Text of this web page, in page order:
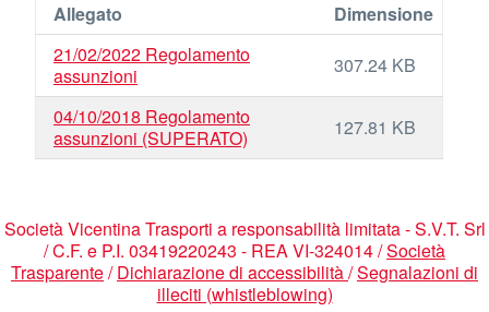
Allegato
Dimensione
21/02/2022 Regolamento
assunzioni
307.24 KB
04/10/2018 Regolamento
assunzioni (SUPERATO)
127.81 KB
Società Vicentina Trasporti a responsabilità limitata - S.V.T. Srl
/ C.F. e P.I. 03419220243 - REA VI-324014 /Società
Trasparente/Dichiarazione di accessibilità/Segnalazioni di
illeciti (whistleblowing)